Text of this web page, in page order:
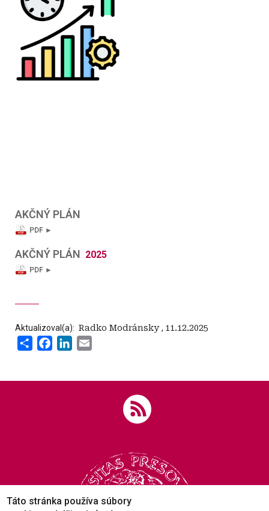
AKČNÝ PLÁN
PDF ►
AKČNÝ PLÁN 2025
PDF ►
Aktualizoval(a): ‍ Radko Modránsky, 11.12.2025
Share FacebookLinkedIn
Táto stránka používa súbory